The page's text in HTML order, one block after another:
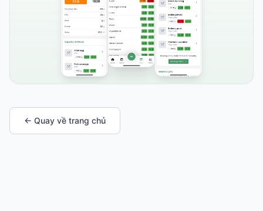
← Quay về trang chủ